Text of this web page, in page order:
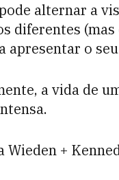
alternar a
diferentes (mas
apresentar o
a vida de
+